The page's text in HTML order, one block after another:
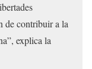
de contribuir a la
explica la